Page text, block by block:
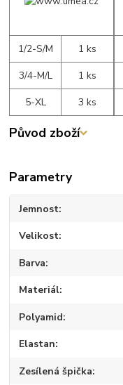
1/2-S/M
1 ks
3/4-M/L
1 ks
5-XL
3 ks
Původ zboží
Parametry
Jemnost
Velikost
Barva
Materiál
Polyamid
Elastan
Zesílená špička